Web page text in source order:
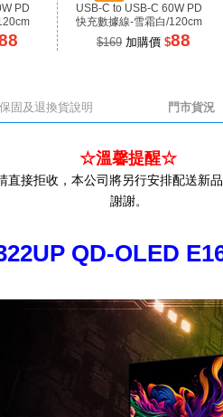
PD
USB-C to USB-C 60W PD
快充數據線-雪霜白/120cm
$169 加購價 $88
保固及退換貨說明 門市貨況
☆溫馨提醒☆
接拒收，本公司將另行安排配送新
謝謝。
QD-OLED